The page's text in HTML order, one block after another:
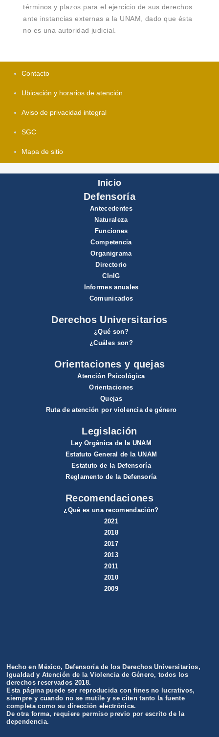
términos y plazos para el ejercicio de sus derechos
ante instancias externas a la UNAM, dado que ésta
no es una autoridad judicial.
Contacto
Ubicación y horarios de atención
Aviso de privacidad integral
SGC
Mapa de sitio
Inicio
Defensoría
Antecedentes
Naturaleza
Funciones
Competencia
Organigrama
Directorio
CInIG
Informes anuales
Comunicados
Derechos Universitarios
¿Qué son?
¿Cuáles son?
Orientaciones y quejas
Atención Psicológica
Orientaciones
Quejas
Ruta de atención por violencia de género
Legislación
Ley Orgánica de la UNAM
Estatuto General de la UNAM
Estatuto de la Defensoría
Reglamento de la Defensoría
Recomendaciones
¿Qué es una recomendación?
2021
2018
2017
2013
2011
2010
2009
Hecho en México, Defensoría de los Derechos Universitarios,
Igualdad y Atención de la Violencia de Género, todos los
derechos reservados 2018.
Esta página puede ser reproducida con fines no lucrativos,
siempre y cuando no se mutile y se citen tanto la fuente
completa como su dirección electrónica.
De otra forma, requiere permiso previo por escrito de la
dependencia.